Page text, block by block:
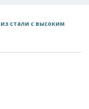
стали с высоким